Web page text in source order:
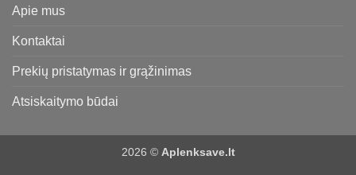
Apie mus
Kontaktai
Prekių pristatymas ir grąžinimas
Atsiskaitymo būdai
2026 © Aplenksave.lt